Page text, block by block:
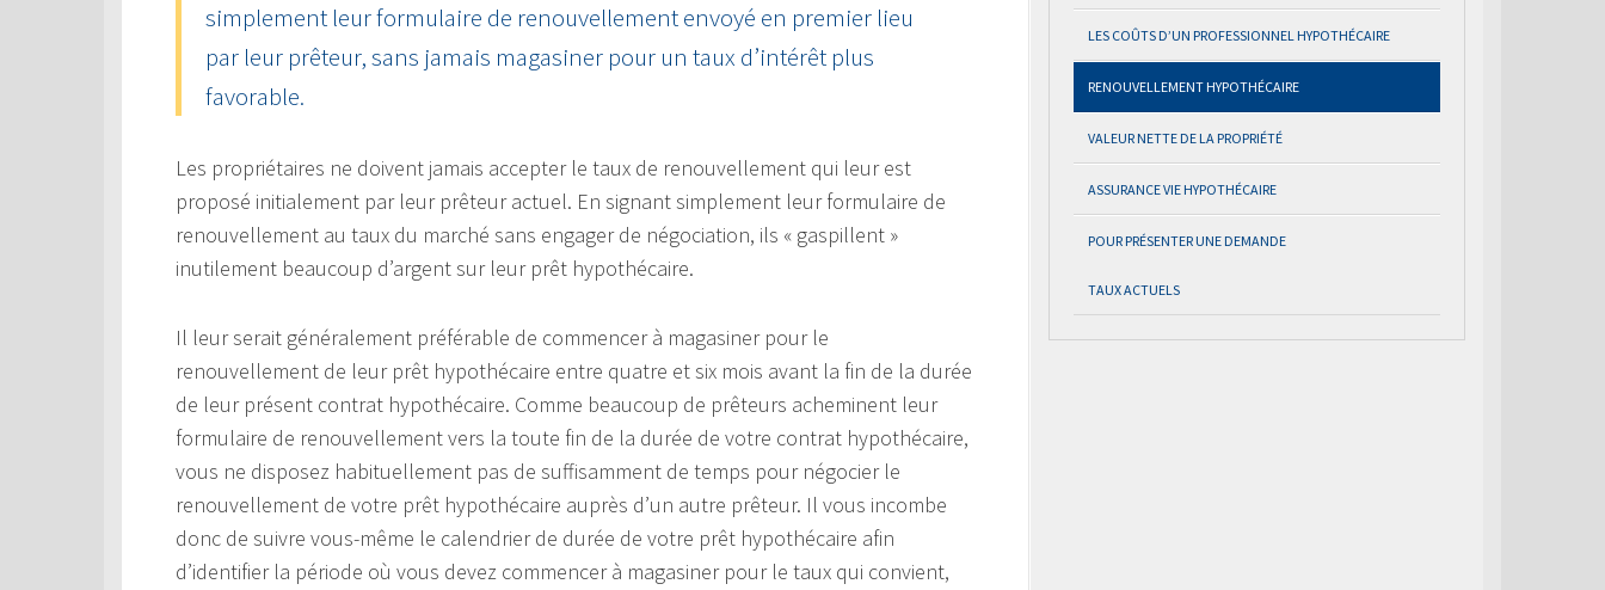
simplement leur formulaire de renouvellement envoyé en premier lieu
par leur prêteur, sans jamais magasiner pour un taux d’intérêt plus
favorable.
Les propriétaires ne doivent jamais accepter le taux de renouvellement qui leur est
proposé initialement par leur prêteur actuel. En signant simplement leur formulaire de
renouvellement au taux du marché sans engager de négociation, ils « gaspillent »
inutilement beaucoup d’argent sur leur prêt hypothécaire.
Il leur serait généralement préférable de commencer à magasiner pour le
renouvellement de leur prêt hypothécaire entre quatre et six mois avant la fin de la durée
de leur présent contrat hypothécaire. Comme beaucoup de prêteurs acheminent leur
formulaire de renouvellement vers la toute fin de la durée de votre contrat hypothécaire,
vous ne disposez habituellement pas de suffisamment de temps pour négocier le
renouvellement de votre prêt hypothécaire auprès d’un autre prêteur. Il vous incombe
donc de suivre vous-même le calendrier de durée de votre prêt hypothécaire afin
d’identifier la période où vous devez commencer à magasiner pour le taux qui convient,
LES COÛTS D’UN PROFESSIONNEL HYPOTHÉCAIRE
RENOUVELLEMENT HYPOTHÉCAIRE
VALEUR NETTE DE LA PROPRIÉTÉ
ASSURANCE VIE HYPOTHÉCAIRE
POUR PRÉSENTER UNE DEMANDE
TAUX ACTUELS